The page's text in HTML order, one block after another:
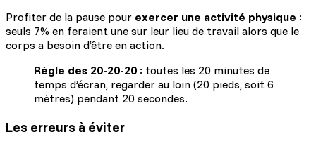
Profiter de la pause pour exercer une activité physique :
seuls 7% en feraient une sur leur lieu de travail alors que le
corps a besoin d’être en action.
Règle des 20-20-20 : toutes les 20 minutes de
temps d’écran, regarder au loin (20 pieds, soit 6
mètres) pendant 20 secondes.
Les erreurs à éviter